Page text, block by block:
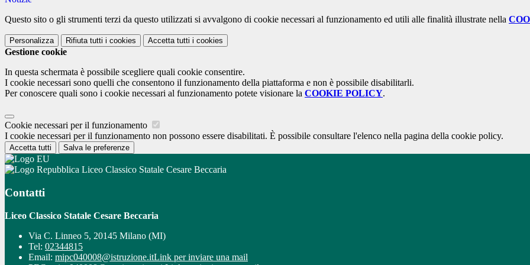
Questo sito o gli strumenti terzi da questo utilizzati si avvalgono di cookie necessari al funzionamento ed utili alle finalità illustrate nella
Personalizza Rifiuta tutti i cookies Accetta tutti i cookies
Gestione cookie
In questa schermata è possibile scegliere quali cookie consentire.
I cookie necessari sono quelli che consentono il funzionamento della piattaforma e non è possibile disabilitarli.
Per conoscere quali sono i cookie necessari al funzionamento potete visionare la COOKIE POLICY.
Cookie necessari per il funzionamento
I cookie necessari per il funzionamento non possono essere disabilitati. È possibile consultare l'elenco nella pagina della cookie policy.
Accetta tutti Salva le preferenze
Liceo Classico Statale Cesare Beccaria
Contatti
Liceo Classico Statale Cesare Beccaria
Via C. Linneo 5, 20145 Milano (MI)
Tel: 02344815
Email: mipc040008@istruzione.itLink per inviare una mail